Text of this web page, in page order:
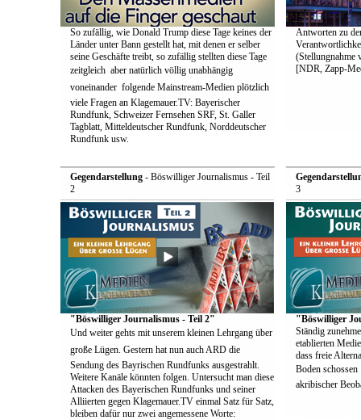
So zufällig, wie Donald Trump diese Tage keines der
Länder unter Bann gestellt hat, mit denen er selber
seine Geschäfte treibt, so zufällig stellten diese Tage
zeitgleich  aber natürlich völlig unabhängig
voneinander  folgende Mainstream-Medien plötzlich
viele Fragen an Klagemauer.TV: Bayerischer
Rundfunk, Schweizer Fernsehen SRF, St. Galler
Tagblatt, Mitteldeutscher Rundfunk, Norddeutscher
Rundfunk usw.
Antworten zu
(Stellungnahme
[NDR, Zapp-
Gegendarstellung- Böswilliger Journalismus - Teil
2
"Böswilliger Journalismus - Teil 2"
Und weiter gehts mit unserem kleinen Lehrgang über
große Lügen. Gestern hat nun auch ARD die
Sendung des Bayrischen Rundfunks ausgestrahlt.
Weitere Kanäle könnten folgen. Untersucht man diese
Attacken des Bayerischen Rundfunks und seiner
Alliierten gegen Klagemauer.TV einmal Satz für Satz,
bleiben dafür nur zwei angemessene Worte:
3
"Böswilliger
Ständig
etablierten
dass freie
Boden schossen
akribischer